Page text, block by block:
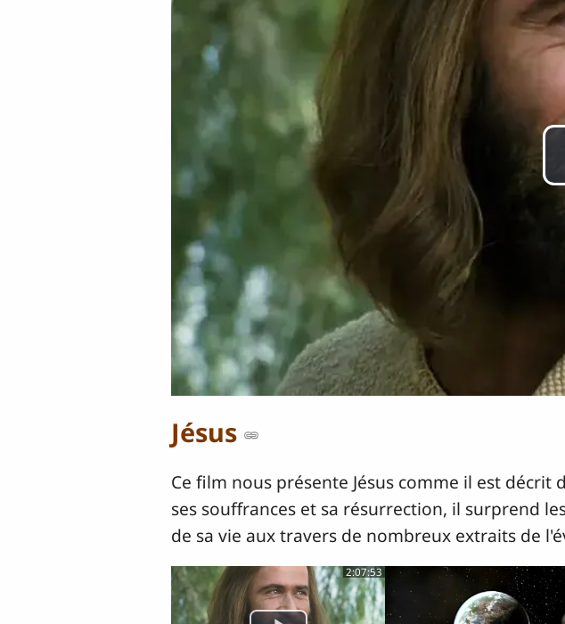
Jésus
Ce film nous présente Jésus comme il est décrit
ses souffrances et sa résurrection, il surprend
de sa vie aux travers de nombreux extraits de
2:07:53